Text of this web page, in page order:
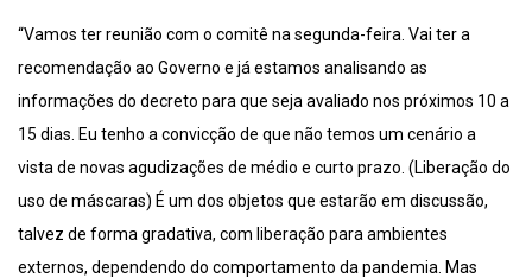
“Vamos ter reunião com o comitê na segunda-feira. Vai ter a
recomendação ao Governo e já estamos analisando as
informações do decreto para que seja avaliado nos próximos 10 a
15 dias. Eu tenho a convicção de que não temos um cenário a
vista de novas agudizações de médio e curto prazo. (Liberação do
uso de máscaras) É um dos objetos que estarão em discussão,
talvez de forma gradativa, com liberação para ambientes
externos, dependendo do comportamento da pandemia. Mas